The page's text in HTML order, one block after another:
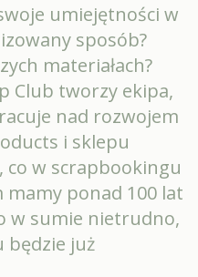
umiejętności w
sposób?
materiałach?
Club tworzy ekipa,
nad rozwojem
i sklepu
co w scrapbookingu
mamy ponad 100 lat
w sumie nietrudno,
będzie już